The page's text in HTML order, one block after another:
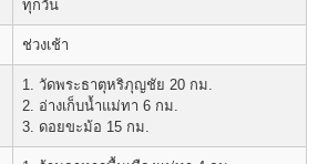
ทุกวัน
ช่วงเช้า
1. วัดพระธาตุหริภุญชัย 20 กม.
2. อ่างเก็บน้ำแม่ทา 6 กม.
3. ดอยขะม้อ 15 กม.